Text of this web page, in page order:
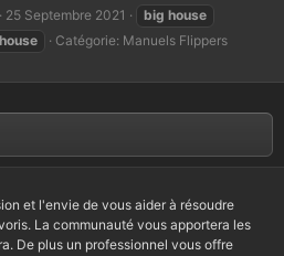
25 Septembre 2021 big house
house Catégorie: Manuels Flippers
et l'envie de vous aider à résoudre
La communauté vous apportera les
De plus un professionnel vous offre